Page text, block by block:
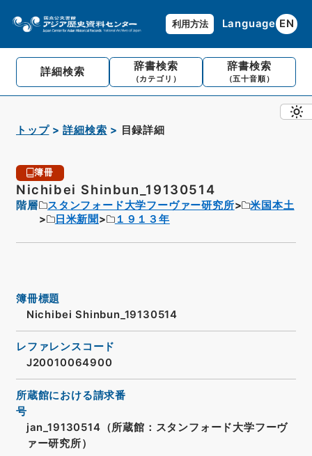
利用方法 Language EN
詳細検索 辞書検索
（カテゴリ）
辞書検索
（五十音順）
トップ 詳細検索 目録詳細
簿冊
Nichibei Shinbun_19130514
階層 スタンフォード大学フーヴァー研究所
米国本土
日米新聞
１９１３年
簿冊標題
Nichibei Shinbun_19130514
レファレンスコード
J20010064900
所蔵館における請求番
号
jan_19130514（所蔵館：スタンフォード大学フーヴ
ァー研究所）